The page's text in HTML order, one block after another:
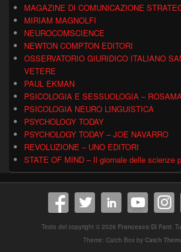
MAGAZINE DI COMUNICAZIONE
MIRIAM MAGNOLFI
NEUROCOMSCIENCE
NEWTON COMPTON EDITORI
OSSERVATORIO GIURIDICO ITALIANO
VETERE
PAUL EKMAN
PSICOLOGIA E SESSUOLOGIA –
PSICOLOGIA NEURO LINGUISTICA
PSYCHOLOGY TODAY
PSYCHOLOGY TODAY – JOE NAVARRO
REVOLUZIONE – UNO EDITORI
STATE OF MIND – Il giornale delle scienze
Testo del copyright © 2026 Francesco Di Fant.
Theme: Catch Box by Catch